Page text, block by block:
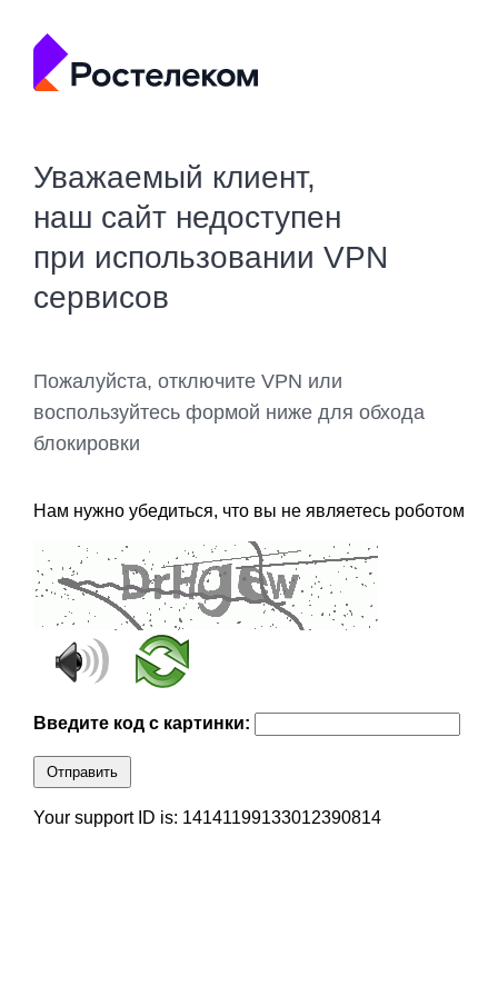
Уважаемый клиент,
наш сайт недоступен
при использовании VPN
сервисов
Пожалуйста, отключите VPN или
воспользуйтесь формой ниже для обхода
блокировки
Нам нужно убедиться, что вы не являетесь роботом
Введите код с картинки:
Отправить
Your support ID is: 14141199133012390814